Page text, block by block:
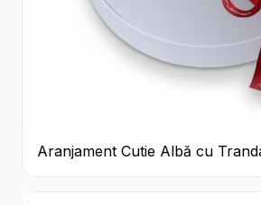
Aranjament Cutie Albă cu
Roșii și Raffaello